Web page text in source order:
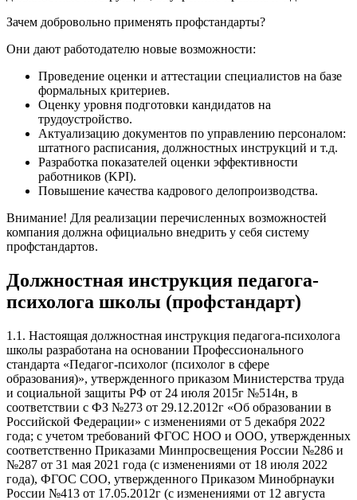
Зачем добровольно применять профстандарты?
Они дают работодателю новые возможности:
Проведение оценки и аттестации специалистов на базе
формальных критериев.
Оценку уровня подготовки кандидатов на
трудоустройство.
Актуализацию документов по управлению персоналом:
штатного расписания, должностных инструкций и т.д.
Разработка показателей оценки эффективности
работников (KPI).
Повышение качества кадрового делопроизводства.
Внимание! Для реализации перечисленных возможностей
компания должна официально внедрить у себя систему
профстандартов.
Должностная инструкция педагога-
психолога школы (профстандарт)
1.1. Настоящая должностная инструкция педагога-психолога
школы разработана на основании Профессионального
стандарта «Педагог-психолог (психолог в сфере
образования)», утвержденного приказом Министерства труда
и социальной защиты РФ от 24 июля 2015г №514н, в
соответствии с ФЗ №273 от 29.12.2012г «Об образовании в
Российской Федерации» с изменениями от 5 декабря 2022
года; с учетом требований ФГОС НОО и ООО, утвержденных
соответственно Приказами Минпросвещения России №286 и
№287 от 31 мая 2021 года (с изменениями от 18 июля 2022
года), ФГОС СОО, утвержденного Приказом Минобрнауки
России №413 от 17.05.2012г (с изменениями от 12 августа